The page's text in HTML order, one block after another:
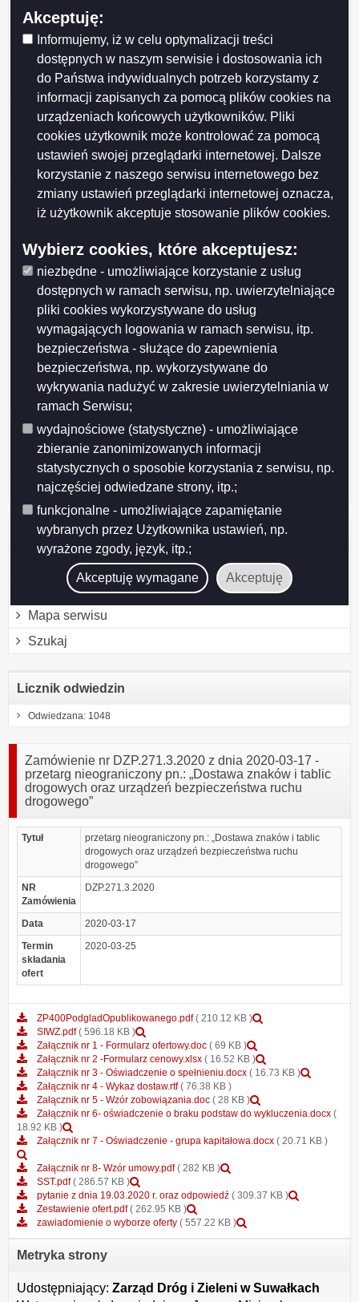
Akceptuję:
Informujemy, iż w celu optymalizacji treści
dostępnych w naszym serwisie i dostosowania ich
do Państwa indywidualnych potrzeb korzystamy z
informacji zapisanych za pomocą plików cookies na
urządzeniach końcowych użytkowników. Pliki
cookies użytkownik może kontrolować za pomocą
ustawień swojej przeglądarki internetowej. Dalsze
korzystanie z naszego serwisu internetowego bez
zmiany ustawień przeglądarki internetowej oznacza,
iż użytkownik akceptuje stosowanie plików cookies.
Wybierz cookies, które akceptujesz:
niezbędne - umożliwiające korzystanie z usług
dostępnych w ramach serwisu, np. uwierzytelniające
pliki cookies wykorzystywane do usług
wymagających logowania w ramach serwisu, itp.
bezpieczeństwa - służące do zapewnienia
bezpieczeństwa, np. wykorzystywane do
wykrywania nadużyć w zakresie uwierzytelniania w
ramach Serwisu;
wydajnościowe (statystyczne) - umożliwiające
zbieranie zanonimizowanych informacji
statystycznych o sposobie korzystania z serwisu, np.
najczęściej odwiedzane strony, itp.;
funkcjonalne - umożliwiające zapamiętanie
wybranych przez Użytkownika ustawień, np.
wyrażone zgody, język, itp.;
Akceptuję wymagane Akceptuję
północnej (Rejon I) i części południowej (Rejon III)
miasta Suwałk - (2 części)
Zamówienie nr DZP/271-7/2019 z dnia 2019-03-07
przetarg nieograniczony pn. Zakup wraz z dostawą
Zamówienie nr DZP/271-5/2019 z dnia 2019-02-28 -
przetarg nieograniczony pn. „Dostawa wraz z
montażem, serwis i konserwacja 16 sztuk fabrycznie
nowych parkometrów”
Zamówienie nr DZP/271-2/2019 z dnia 2019-02-26 -
DZP/271-2/2019 przetarg nieograniczony pn. Zakup
Zamówienie nr DZP/271-3/2019 z dnia 2019-02-04 -
przetarg nieograniczony pn. „Zorganizowanie i
administrowanie strefą płatnego parkowania na terenie
miasta Suwałk”
Zamówienie nr DZP/271-1/2019 z dnia 2019-01-31 -
przetarg nieograniczony pn. „Oznakowanie poziome
ulic w granicach administracyjnych miasta Suwałk:
cienkowarstwowe odblaskowe oraz w kolorze
niebieskim i grubowarstwowe chemoutwardzalne struk
Zamówienie nr 636085-N-2018 z dnia 2018-10-16 -
Dostawa wraz z montażem elementów świątecznej
dekoracji świetlnej na terenie miasta Suwałki
Archiwum zamówień powyżej 30.000 Euro
Pomoc
Redakcja Biuletynu
Instrukcja korzystania z BIP
Mapa serwisu
Szukaj
Licznik odwiedzin
Odwiedzana: 1048
Zamówienie nr DZP.271.3.2020 z dnia 2020-03-17 -
przetarg nieograniczony pn.: „Dostawa znaków i tablic
drogowych oraz urządzeń bezpieczeństwa ruchu
drogowego”
Tytuł
przetarg nieograniczony pn.: „Dostawa znaków i tablic
drogowych oraz urządzeń bezpieczeństwa ruchu
drogowego”
NR
Zamówienia
DZP.271.3.2020
Data
2020-03-17
Termin
składania
ofert
2020-03-25
ZP400PodgladOpublikowanego.pdf ( 210.12 KB )
SIWZ.pdf ( 596.18 KB )
załącznika
SIWZ.pdf
Załącznik nr 1 - Formularz ofertowy.doc ( 69 KB )
Załącznik
-
ofertowy.doc
Załącznik nr 2 -Formularz cenowy.xlsx ( 16.52 KB )
załącznika
2
Formularz
Załącznik nr 3 - Oświadczenie o spełnieniu.docx ( 16.73 KB )
nr
-
Załącznik nr 4 - Wykaz dostaw.rtf ( 76.38 KB )
Załącznik nr 5 - Wzór zobowiązania.doc ( 28 KB )
załącznika
nr
zobowiązania.doc
Załącznik nr 6- oświadczenie o braku podstaw do wykluczenia.docx (
18.92 KB )
załącznika
nr
6-
oświadczenie
o
braku
podstaw
wykluczenia.docx
Załącznik nr 7 - Oświadczenie - grupa kapitałowa.docx ( 20.71 KB )
załącznika
Załącznik
nr
7
-
Oświadczenie
-
grupa
Załącznik nr 8- Wzór umowy.pdf ( 282 KB )
Załącznik
8-
Wzór
SST.pdf ( 286.57 KB )
załącznika
SST.pdf
pytanie z dnia 19.03.2020 r. oraz odpowiedź ( 309.37 KB )
z
oraz
Zestawienie ofert.pdf ( 262.95 KB )
załącznika
Zestawienie
zawiadomienie o wyborze oferty ( 557.22 KB )
załącznika
oferty
Metryka strony
Udostępniający: Zarząd Dróg i Zieleni w Suwałkach